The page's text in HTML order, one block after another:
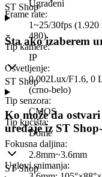
Ugrađeni
Frame rate:
1~25/30fps
480)
Tip kamere:
IP
Osvetljenje:
0.002Lux/F1.6, 0
(crno-belo)
Tip senzora:
CMOS
Tip kućišta:
Dome
Fokusna daljina:
2.8mm~3.6mm
Uglovi snimanja:
ST Shop
Šta ako izaberem
ST Shop
Ko može da
uređaje iz ST
ST Shop